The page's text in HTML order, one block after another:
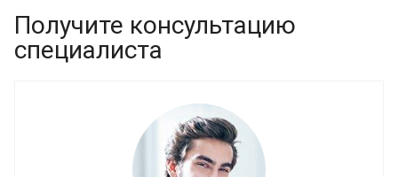
Получите консультацию
специалиста